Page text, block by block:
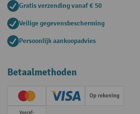
Gratis verzending vanaf € 50
Veilige gegevensbescherming
Persoonlijk aankoopadvies
Betaalmethoden
Creditcard (Master)Creditcard (Visa)Op rekening